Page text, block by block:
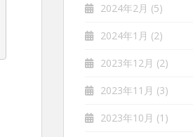
2024年2月 (5)
2024年1月 (2)
2023年12月 (2)
2023年11月 (3)
2023年10月 (1)